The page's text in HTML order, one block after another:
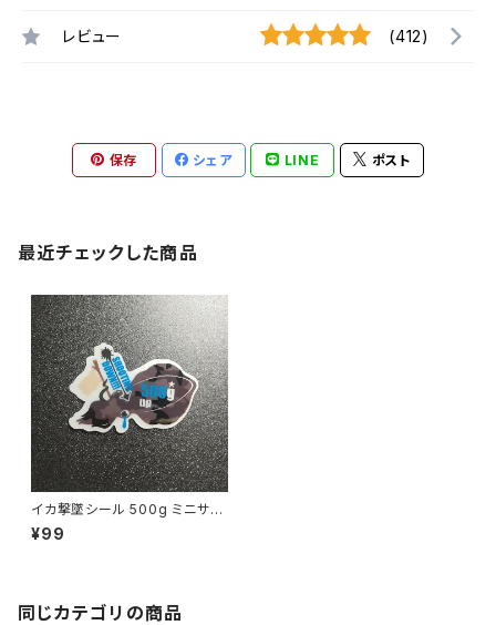
レビュー (412)
保存 シェア LINE ポスト
最近チェックした商品
イカ撃墜シール 500g ミニサイ
ズ
¥99
同じカテゴリの商品